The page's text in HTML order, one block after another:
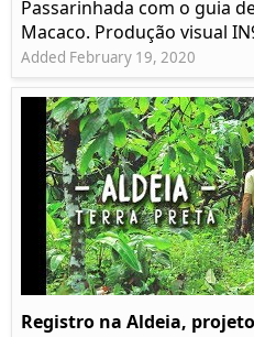
Passarinhada com o guia
Macaco. Produção visual
Added February 19, 2020
Registro na Aldeia,